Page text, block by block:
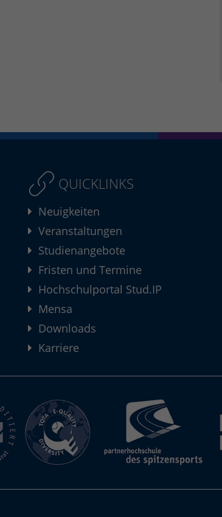
QUICKLINKS
Neuigkeiten
Veranstaltungen
Studienangebote
Fristen und Termine
Hochschulportal Stud.IP
Mensa
Downloads
Karriere